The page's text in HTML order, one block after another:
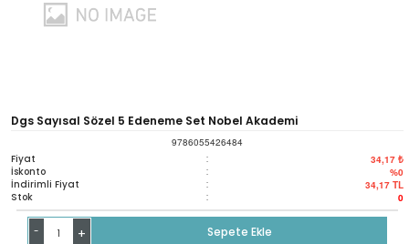
Dgs Sayısal Sözel 5 Edeneme Set Nobel Akademi
9786055426484
Fiyat : 34,17 ₺
İskonto : %0
İndirimli Fiyat : 34,17 TL
Stok : 0
- +
Sepete Ekle